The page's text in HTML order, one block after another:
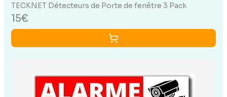
TECKNET Détecteurs de Porte de fenêtre 3 Pack
15€